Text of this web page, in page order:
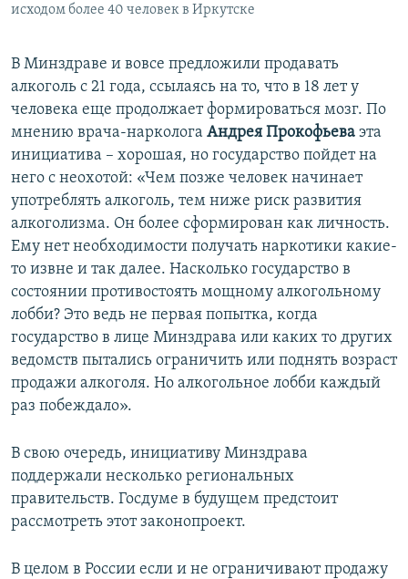
исходом более 40 человек в Иркутске
В Минздраве и вовсе предложили продавать
алкоголь с 21 года, ссылаясь на то, что в 18 лет у
человека еще продолжает формироваться мозг. По
мнению врача-нарколога Андрея Прокофьева эта
инициатива – хорошая, но государство пойдет на
него с неохотой: «Чем позже человек начинает
употреблять алкоголь, тем ниже риск развития
алкоголизма. Он более сформирован как личность.
Ему нет необходимости получать наркотики какие-
то извне и так далее. Насколько государство в
состоянии противостоять мощному алкогольному
лобби? Это ведь не первая попытка, когда
государство в лице Минздрава или каких то других
ведомств пытались ограничить или поднять возраст
продажи алкоголя. Но алкогольное лобби каждый
раз побеждало».
В свою очередь, инициативу Минздрава
поддержали несколько региональных
правительств. Госдуме в будущем предстоит
рассмотреть этот законопроект.
В целом в России если и не ограничивают продажу